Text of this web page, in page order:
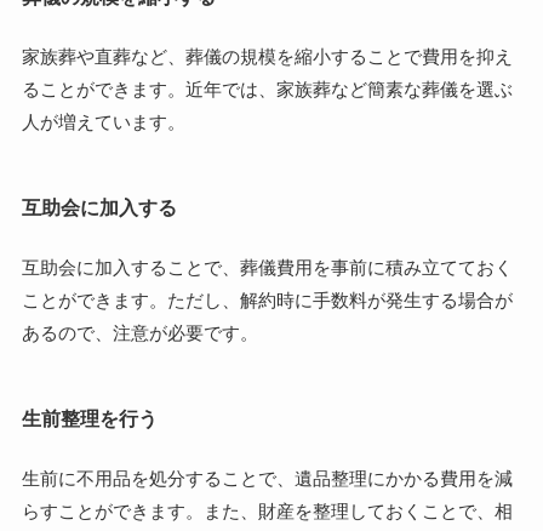
家族葬や直葬など、葬儀の規模を縮小することで費用を抑え
ることができます。近年では、家族葬など簡素な葬儀を選ぶ
人が増えています。
互助会に加入する
互助会に加入することで、葬儀費用を事前に積み立てておく
ことができます。ただし、解約時に手数料が発生する場合が
あるので、注意が必要です。
生前整理を行う
生前に不用品を処分することで、遺品整理にかかる費用を減
らすことができます。また、財産を整理しておくことで、相